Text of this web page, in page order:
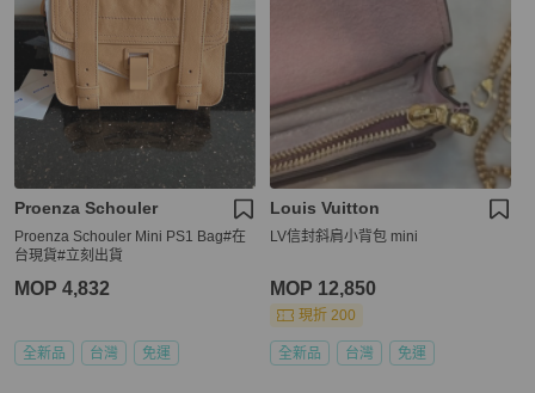
Proenza Schouler
Proenza Schouler Mini PS1 Bag#在
台現貨#立刻出貨
MOP 4,832
全新品 台灣 免運
Louis Vuitton
LV信封斜肩小背包 mini
MOP 12,850
現折 200
全新品 台灣 免運